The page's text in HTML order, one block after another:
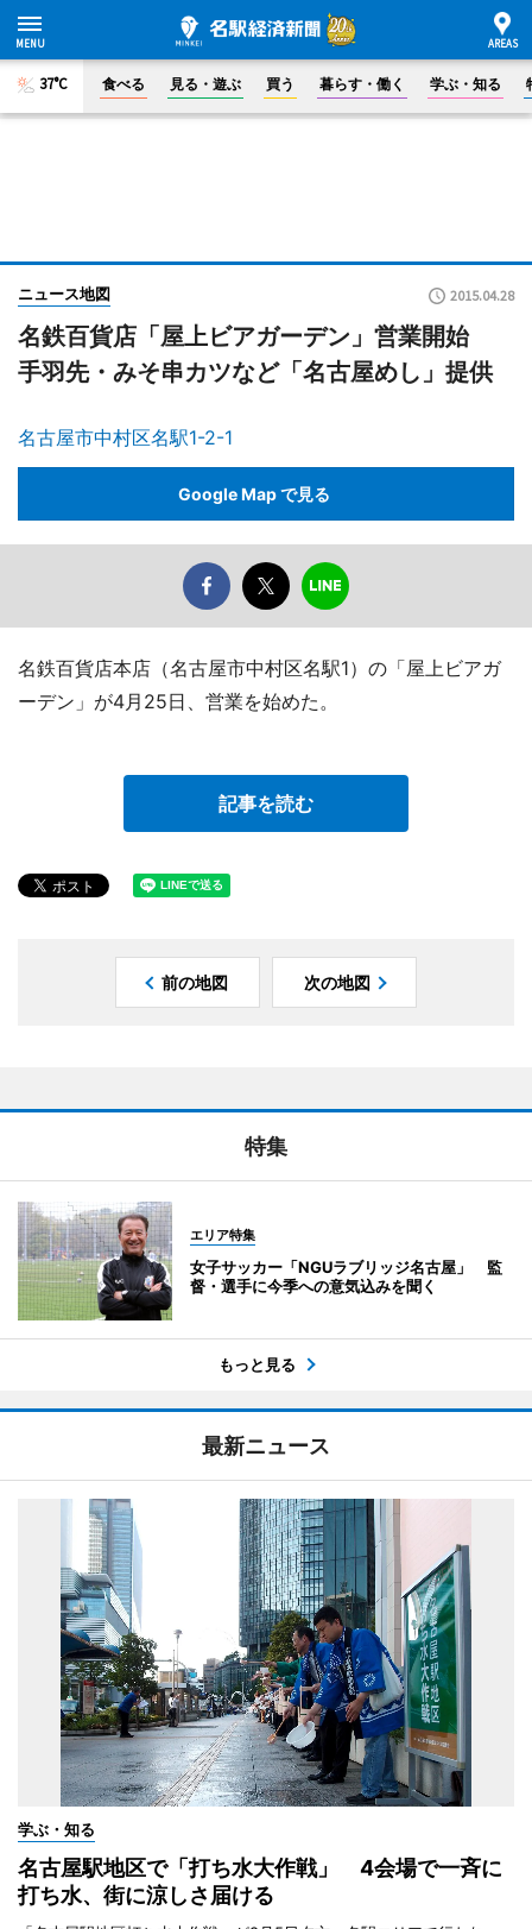
37°C 食べる 見る・遊ぶ 買う 暮らす・働く 学ぶ・知る
ニュース地図 2015.04.28
名鉄百貨店「屋上ビアガーデン」営業開始
手羽先・みそ串カツなど「名古屋めし」提供
名古屋市中村区名駅1-2-1
Google Map で見る
名鉄百貨店本店（名古屋市中村区名駅1）の「屋上ビアガ
ーデン」が4月25日、営業を始めた。
記事を読む
前の地図 次の地図
特集
エリア特集
女子サッカー「NGUラブリッジ名古屋」 監
督・選手に今季への意気込みを聞く
もっと見る
最新ニュース
学ぶ・知る
名古屋駅地区で「打ち水大作戦」 4会場で一斉に
打ち水、街に涼しさ届ける